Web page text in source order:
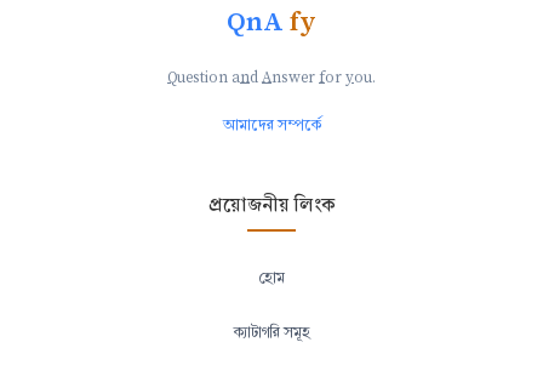
QnAfy
Question andAnswer foryou.
আমাদের সম্পর্কে
প্রয়োজনীয় লিংক
হোম
ক্যাটাগরি সমূহ